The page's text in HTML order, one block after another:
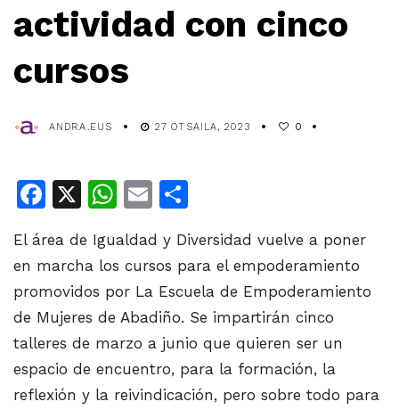
actividad con cinco
cursos
ANDRA.EUS 27 OTSAILA, 2023 0
Facebook
X WhatsApp
Email
El área de Igualdad y Diversidad vuelve a poner
en marcha los cursos para el empoderamiento
promovidos por La Escuela de Empoderamiento
de Mujeres de Abadiño. Se impartirán cinco
talleres de marzo a junio que quieren ser un
espacio de encuentro, para la formación, la
reflexión y la reivindicación, pero sobre todo para